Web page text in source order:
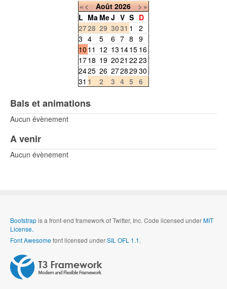
«< Août 2026 >»
L Ma MeJ V S D
2728 29 3031 1
2
3 4 5 6 7 8 9
10 11 12 13 1415 16
1718 19 2021 22 23
2425 26 27282930
31 1 2 3 4 5 6
Bals et animations
Aucun évènement
A venir
Aucun évènement
Bootstrapis a front-end framework of Twitter, Inc. Code licensed underMIT
License.
Font Awesomefont licensed underSIL OFL 1.1.